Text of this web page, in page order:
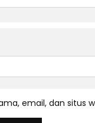
email, dan situs